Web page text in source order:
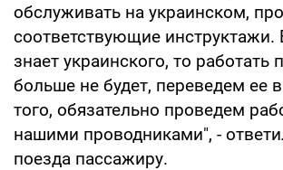
обслуживать на украинском,
соответствующие инструктажи.
знает украинского, то работать
больше не будет, переведем ее
того, обязательно проведем
нашими проводниками", -
поезда пассажиру.